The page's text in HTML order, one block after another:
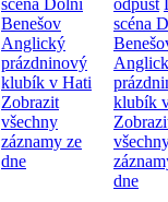
scéna Dolní
Benešov
Anglický
prázdninový
klubík v Hati
Zobrazit
všechny
záznamy ze
dne
odpust
scéna
klubík
dne